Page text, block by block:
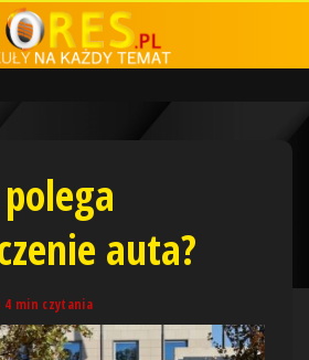
auta?
4 min czytania